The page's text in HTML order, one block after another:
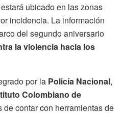
ubicado en las zonas
incidencia. La información
del segundo aniversario
la violencia hacia los
por la Policía Nacional,
Colombiano de
de contar con herramientas de